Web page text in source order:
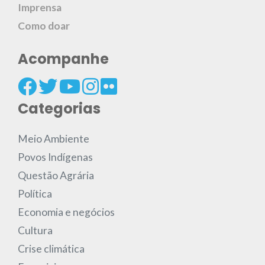
Imprensa
Como doar
Acompanhe
Categorias
Meio Ambiente
Povos Indígenas
Questão Agrária
Política
Economia e negócios
Cultura
Crise climática